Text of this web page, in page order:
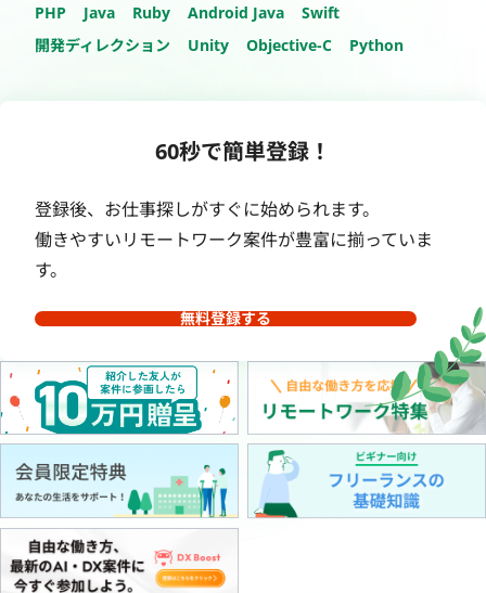
PHP Java Ruby Android Java
Swift
開発ディレクション
Unity Objective-C Python
60秒で簡単登録！
登録後、お仕事探しがすぐに始められます。
働きやすいリモートワーク案件が豊富に揃っていま
す。
無料登録する